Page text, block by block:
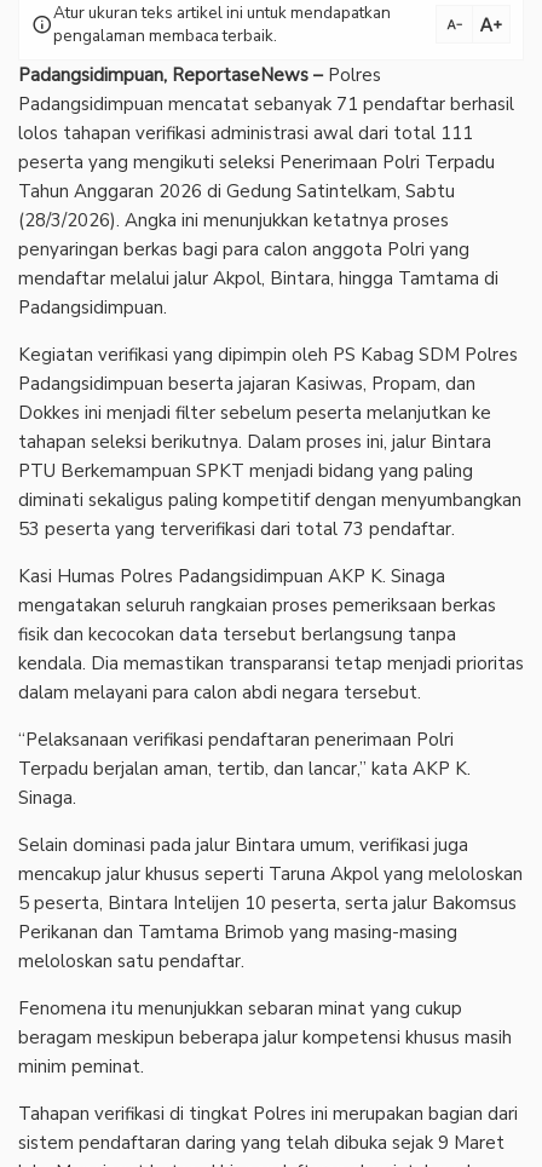
infoAtur ukuran teks artikel ini untuk mendapatkan
pengalaman membaca terbaik.
text_decrease text_increase
Padangsidimpuan, ReportaseNews – Polres
Padangsidimpuan mencatat sebanyak 71 pendaftar berhasil
lolos tahapan verifikasi administrasi awal dari total 111
peserta yang mengikuti seleksi Penerimaan Polri Terpadu
Tahun Anggaran 2026 di Gedung Satintelkam, Sabtu
(28/3/2026). Angka ini menunjukkan ketatnya proses
penyaringan berkas bagi para calon anggota Polri yang
mendaftar melalui jalur Akpol, Bintara, hingga Tamtama di
Padangsidimpuan.
Kegiatan verifikasi yang dipimpin oleh PS Kabag SDM Polres
Padangsidimpuan beserta jajaran Kasiwas, Propam, dan
Dokkes ini menjadi filter sebelum peserta melanjutkan ke
tahapan seleksi berikutnya. Dalam proses ini, jalur Bintara
PTU Berkemampuan SPKT menjadi bidang yang paling
diminati sekaligus paling kompetitif dengan menyumbangkan
53 peserta yang terverifikasi dari total 73 pendaftar.
Kasi Humas Polres Padangsidimpuan AKP K. Sinaga
mengatakan seluruh rangkaian proses pemeriksaan berkas
fisik dan kecocokan data tersebut berlangsung tanpa
kendala. Dia memastikan transparansi tetap menjadi prioritas
dalam melayani para calon abdi negara tersebut.
“Pelaksanaan verifikasi pendaftaran penerimaan Polri
Terpadu berjalan aman, tertib, dan lancar,” kata AKP K.
Sinaga.
Selain dominasi pada jalur Bintara umum, verifikasi juga
mencakup jalur khusus seperti Taruna Akpol yang meloloskan
5 peserta, Bintara Intelijen 10 peserta, serta jalur Bakomsus
Perikanan dan Tamtama Brimob yang masing-masing
meloloskan satu pendaftar.
Fenomena itu menunjukkan sebaran minat yang cukup
beragam meskipun beberapa jalur kompetensi khusus masih
minim peminat.
Tahapan verifikasi di tingkat Polres ini merupakan bagian dari
sistem pendaftaran daring yang telah dibuka sejak 9 Maret